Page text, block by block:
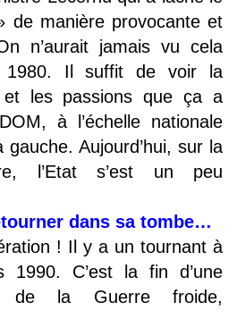
de manière provocante et
n’aurait jamais vu cela
1980. Il suffit de voir la
les passions que ça a
à l’échelle nationale
Aujourd’hui, sur la
l’Etat s’est un peu
dans sa tombe…
! Il y a un tournant à
1990. C’est la fin d’une
la Guerre froide,